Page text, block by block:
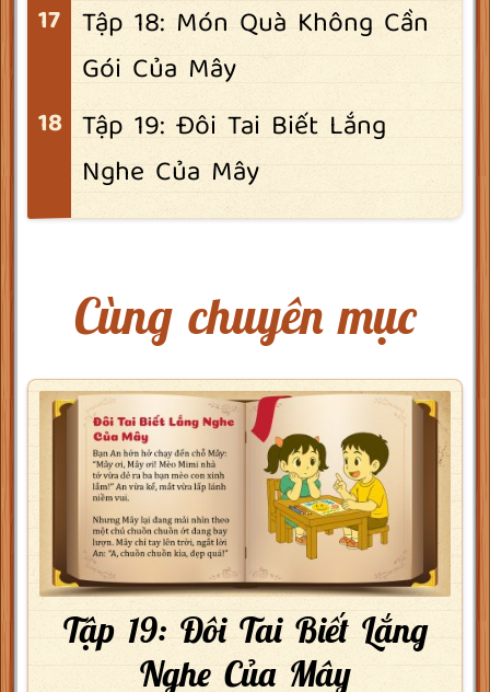
Tập 18: Món Quà Không Cần
Gói Của Mây
Tập 19: Đôi Tai Biết Lắng
Nghe Của Mây
Cùng chuyên mục
Tập 19: Đôi Tai Biết Lắng
Nghe Của Mây